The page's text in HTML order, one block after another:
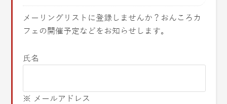
メーリングリストに登録しませんか？おんころカ
フェの開催予定などをお知らせします。
氏名
※ メールアドレス